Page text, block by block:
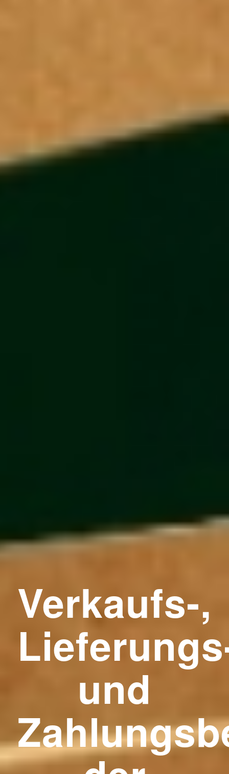
Verkaufs-,
und